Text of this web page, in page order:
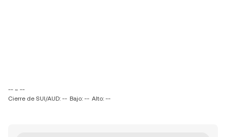
-- ~ --
Cierre de SUI/AUD: -- Bajo: -- Alto: --